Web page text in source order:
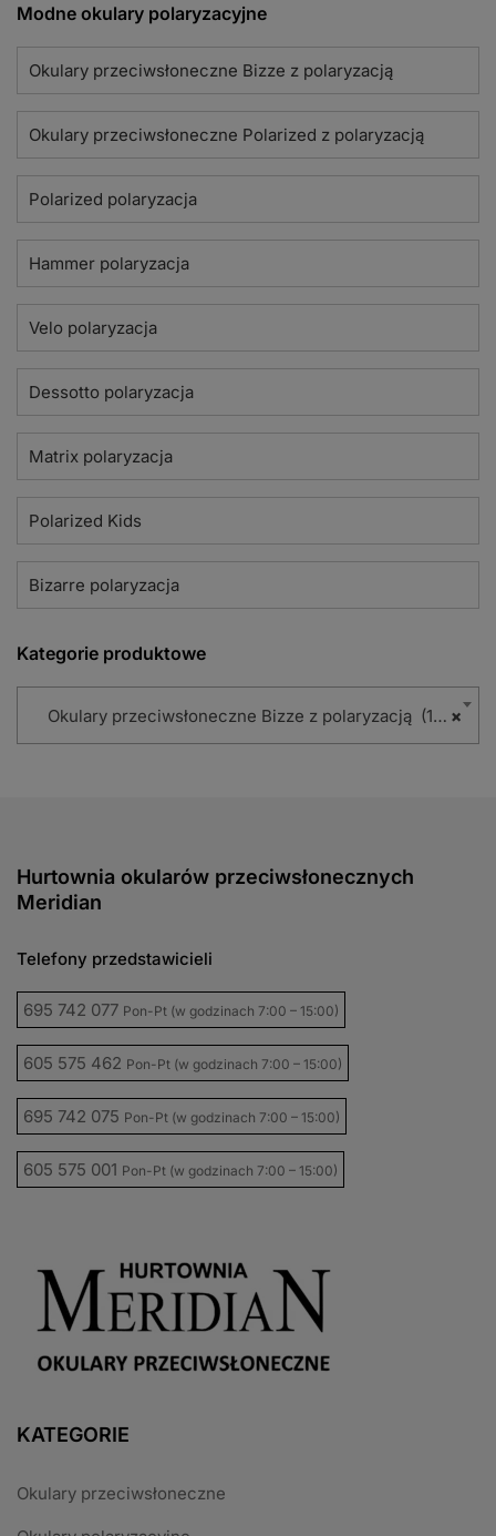
Modne okulary polaryzacyjne
Okulary przeciwsłoneczne Bizze z polaryzacją
Okulary przeciwsłoneczne Polarized z polaryzacją
Polarized polaryzacja
Hammer polaryzacja
Velo polaryzacja
Dessotto polaryzacja
Matrix polaryzacja
Polarized Kids
Bizarre polaryzacja
Kategorie produktowe
×
Okulary przeciwsłoneczne Bizze z polaryzacją (102)
Hurtownia okularów przeciwsłonecznych
Meridian
Telefony przedstawicieli
695 742 077 Pon-Pt (w godzinach 7:00 – 15:00)
605 575 462 Pon-Pt (w godzinach 7:00 – 15:00)
695 742 075 Pon-Pt (w godzinach 7:00 – 15:00)
605 575 001 Pon-Pt (w godzinach 7:00 – 15:00)
KATEGORIE
Okulary przeciwsłoneczne